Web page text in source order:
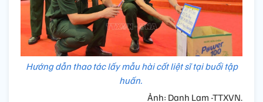
Hướng dẫn thao tác lấy mẫu hài cốt liệt sĩ tại buổi tập
huấn.
Ảnh: Danh Lam -TTXVN.